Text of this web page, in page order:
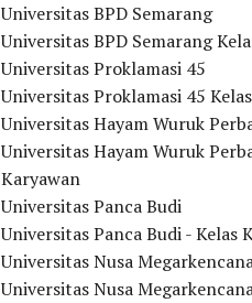
Universitas BPD Semarang
Universitas BPD Semarang
Universitas Proklamasi 45
Universitas Proklamasi 45
Universitas Hayam Wuruk
Universitas Hayam Wuruk
Karyawan
Universitas Panca Budi
Universitas Panca Budi - Kelas
Universitas Nusa
Universitas Nusa